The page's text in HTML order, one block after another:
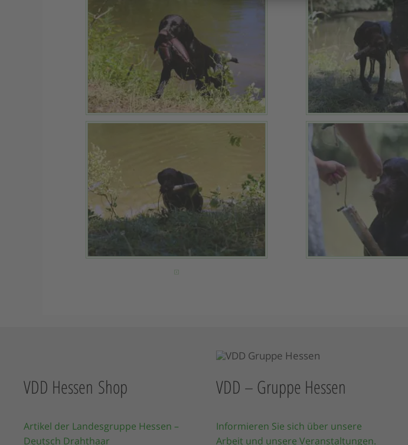
VDD Hessen Shop
Artikel der Landesgruppe Hessen –
Deutsch Drahthaar
VDD – Gruppe Hessen
Informieren Sie sich über unsere
Arbeit und unsere Veranstaltungen.